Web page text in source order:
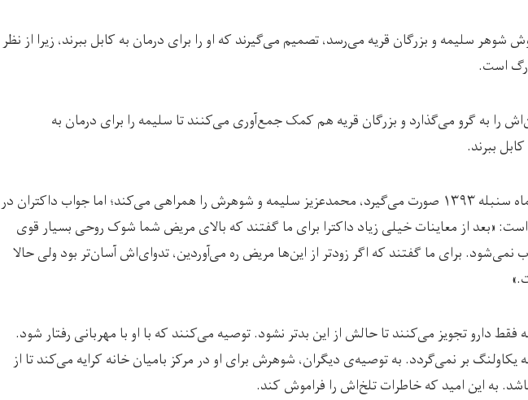
شوهر سلیمه و بزرگان قریه می‌رسد، تصمیم می‌گیرند که او را برای درمان به کابل ببرند، زیرا از نظر
است.
را به گرو می‌گذارد و بزرگان قریه هم کمک جمع‌آوری می‌کنند تا سلیمه را برای درمان به
ببرند.
در این سفر که در ماه سنبله ۱۳۹۳ صورت می‌گیرد، محمدعزیز سلیمه و شوهرش را همراهی می‌کند؛ اما جواب داکتران در
است: «بعد از معاینات خیلی زیاد داکترا برای ما گفتند که بالای مریض شما شوک روحی بسیار قوی
نمی‌شود. برای ما گفتند که اگر زودتر از این‌ها مریض ره می‌آوردین، تدوای‌اش آسان‌تر بود ولی حالا
فقط دارو تجویز می‌کنند تا حالش از این بدتر نشود. توصیه می‌کنند که با او با مهربانی رفتار شود.
یکاولنگ بر نمی‌گردد. به توصیه‌ی دیگران، شوهرش برای او در مرکز بامیان خانه کرایه می‌کند تا از
به این امید که خاطرات تلخ‌اش را فراموش کند.